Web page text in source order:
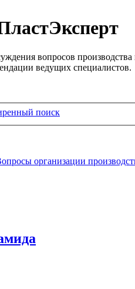
вопросов производства
ведущих специалистов.
поиск
организации